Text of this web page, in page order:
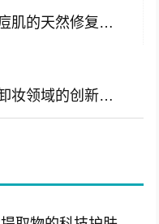
白细胞提取物，敏感肌与痘痘肌的天然修复解决方案
探索白细胞提取物在敏感肌卸妆领域的创新应用与原料优势